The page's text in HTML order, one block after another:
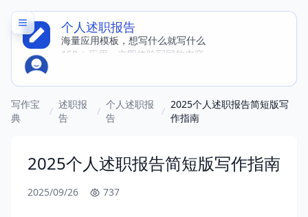
个人述职报告
海量应用模板，想写什么就写什么
150 + 应用，立即体验写同款内容
写作宝
典
/
述职报
告
/
个人述职报
告
/
2025个人述职报告简短版写
作指南
2025个人述职报告简短版写作指南
2025/09/26 737